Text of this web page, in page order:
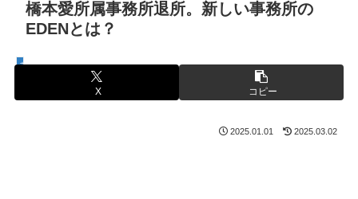
橋本愛所属事務所退所。新しい事務所の
EDENとは？
芸能人
X コピー
2025.01.01 2025.03.02